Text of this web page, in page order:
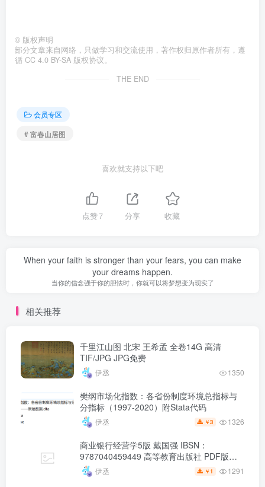
© 版权声明
部分文章来自网络，只做学习和交流使用，著作权归原作者所有，遵
循 CC 4.0 BY-SA 版权协议。
THE END
会员专区
# 富春山居图
喜欢就支持以下吧
点赞7 分享 收藏
When your faith is stronger than your fears, you can make
your dreams happen.
当你的信念强于你的胆怯时，你就可以将梦想变为现实了
相关推荐
千里江山图 北宋 王希孟 全卷14G 高清
TIF/JPG JPG免费
伊丞 1350
樊纲市场化指数：各省份制度环境总指标与
分指标（1997-2020）附Stata代码
伊丞 ￥3 1326
商业银行经营学5版 戴国强 IBSN：
9787040459449 高等教育出版社 PDF版教
材
伊丞 ￥ 1 1291